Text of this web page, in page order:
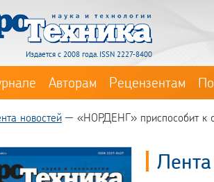
Издается с 2008 года. ISSN 2227-8400
Авторам Рецензентам
новостей «НОРДЕНГ» приспособит к